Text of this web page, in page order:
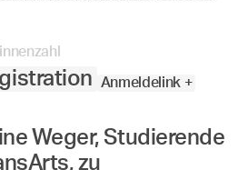
Anmeldelink +
Weger, Studierende
zu